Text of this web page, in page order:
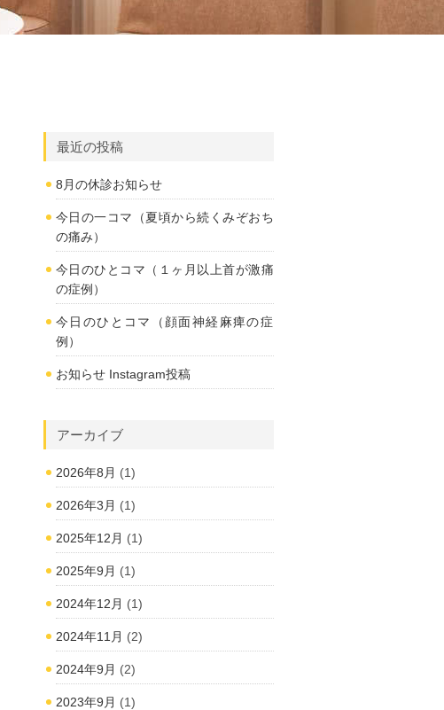
最近の投稿
8月の休診お知らせ
今日の一コマ（夏頃から続くみぞおち
の痛み）
今日のひとコマ（１ヶ月以上首が激痛
の症例）
今日のひとコマ（顔面神経麻痺の症
例）
お知らせ Instagram投稿
アーカイブ
2026年8月 (1)
2026年3月 (1)
2025年12月 (1)
2025年9月 (1)
2024年12月 (1)
2024年11月 (2)
2024年9月 (2)
2023年9月 (1)